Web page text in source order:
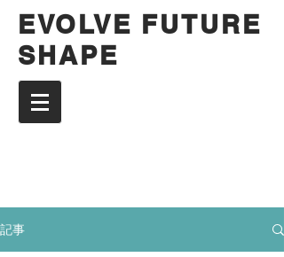
EVOLVE FUTURE
SHAPE
記事